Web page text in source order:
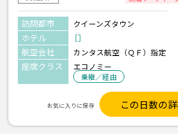
訪問都市 クイーンズタウン
ホテル ［］
航空会社 カンタス航空（ＱＦ）指定
座席クラス エコノミー
乗継／経由
お気に入りに保存 この日数の